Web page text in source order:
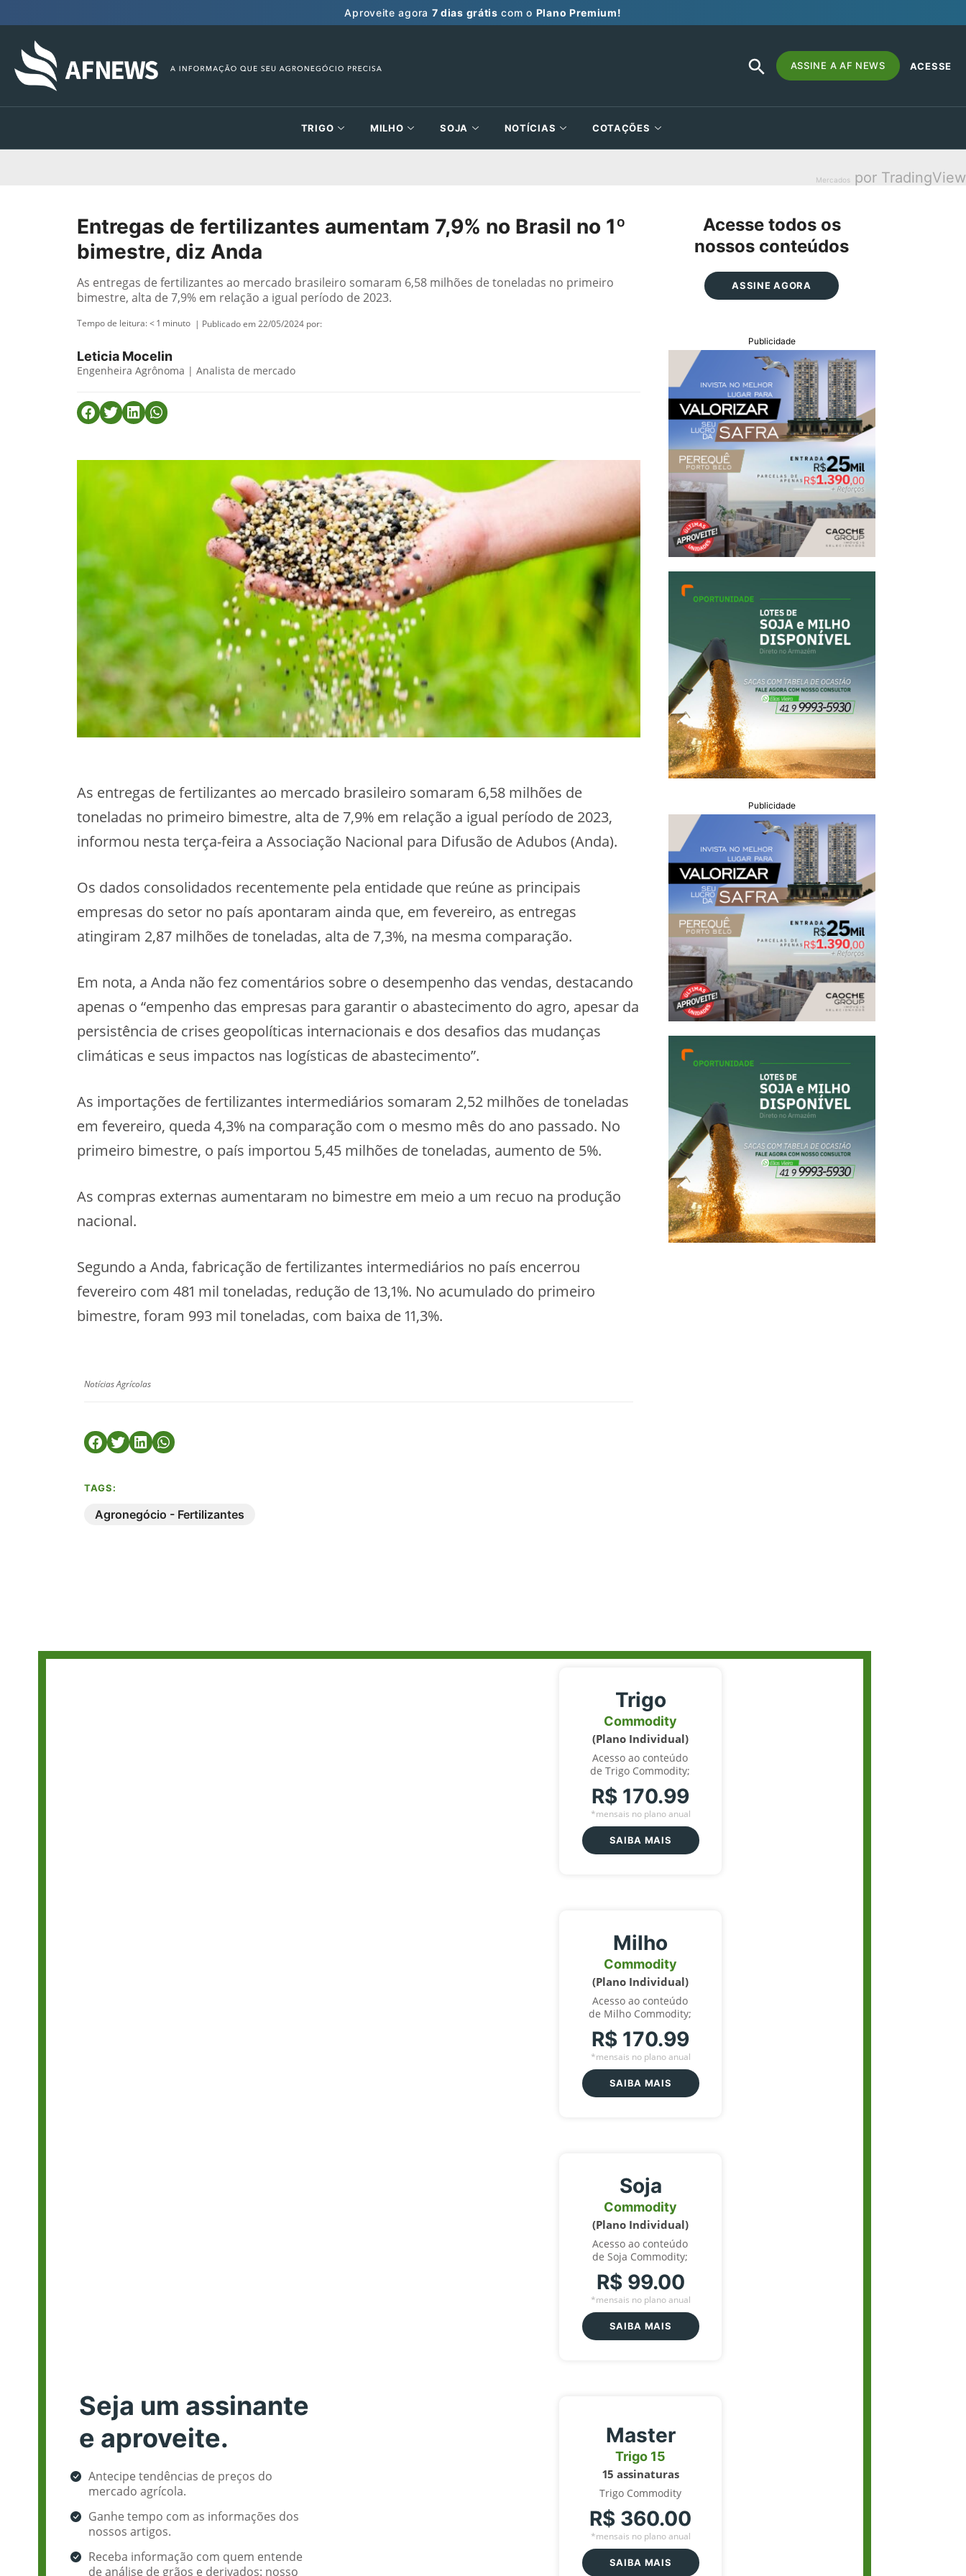
Aproveite agora 7 dias grátis com o Plano Premium!
Search
for:
SEARCH
BUTTON
ASSINE A AF NEWS ACESSE
TRIGO MILHO SOJA NOTÍCIAS COTAÇÕES
Mercados por TradingView
Entregas de fertilizantes aumentam 7,9% no Brasil no 1º
bimestre, diz Anda
As entregas de fertilizantes ao mercado brasileiro somaram 6,58 milhões de toneladas no primeiro
bimestre, alta de 7,9% em relação a igual período de 2023.
Tempo de leitura:< 1 minuto | Publicado em 22/05/2024 por:
Leticia Mocelin
Engenheira Agrônoma | Analista de mercado
As entregas de fertilizantes ao mercado brasileiro somaram 6,58 milhões de
toneladas no primeiro bimestre, alta de 7,9% em relação a igual período de 2023,
informou nesta terça-feira a Associação Nacional para Difusão de Adubos (Anda).
Os dados consolidados recentemente pela entidade que reúne as principais
empresas do setor no país apontaram ainda que, em fevereiro, as entregas
atingiram 2,87 milhões de toneladas, alta de 7,3%, na mesma comparação.
Em nota, a Anda não fez comentários sobre o desempenho das vendas, destacando
apenas o “empenho das empresas para garantir o abastecimento do agro, apesar da
persistência de crises geopolíticas internacionais e dos desafios das mudanças
climáticas e seus impactos nas logísticas de abastecimento”.
As importações de fertilizantes intermediários somaram 2,52 milhões de toneladas
em fevereiro, queda 4,3% na comparação com o mesmo mês do ano passado. No
primeiro bimestre, o país importou 5,45 milhões de toneladas, aumento de 5%.
As compras externas aumentaram no bimestre em meio a um recuo na produção
nacional.
Segundo a Anda, fabricação de fertilizantes intermediários no país encerrou
fevereiro com 481 mil toneladas, redução de 13,1%. No acumulado do primeiro
bimestre, foram 993 mil toneladas, com baixa de 11,3%.
Notícias Agrícolas
TAGS:
Agronegócio - Fertilizantes
Acesse todos os
nossos conteúdos
ASSINE AGORA
Publicidade
Publicidade
Seja um assinante
e aproveite.
Antecipe tendências de preços do
mercado agrícola.
Ganhe tempo com as informações dos
nossos artigos.
Receba informação com quem entende
de análise de grãos e derivados: nosso
Trigo
Commodity
(Plano Individual)
Acesso ao conteúdo
de Trigo Commodity;
R$ 170.99
*mensais no plano anual
SAIBA MAIS
Milho
Commodity
(Plano Individual)
Acesso ao conteúdo
de Milho Commodity;
R$ 170.99
*mensais no plano anual
SAIBA MAIS
Soja
Commodity
(Plano Individual)
Acesso ao conteúdo
de Soja Commodity;
R$ 99.00
*mensais no plano anual
SAIBA MAIS
Master
Trigo 15
15 assinaturas
Trigo Commodity
R$ 360.00
*mensais no plano anual
SAIBA MAIS